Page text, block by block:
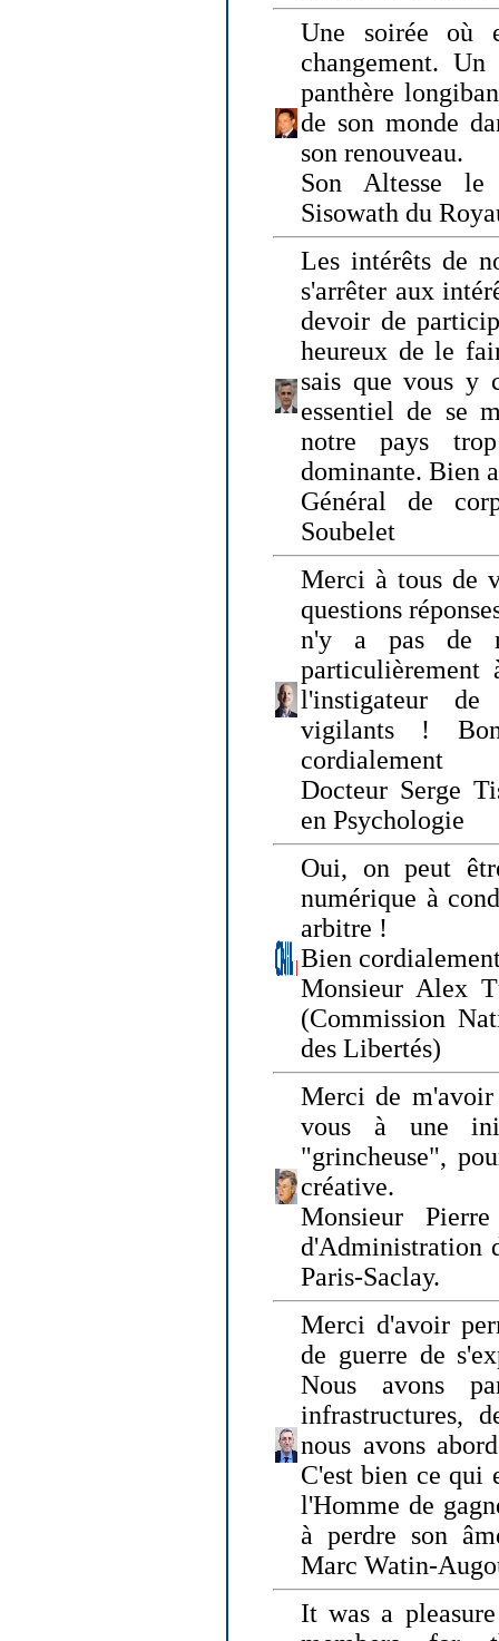
Une soirée où
changement.
panthère
de son monde
son renouveau.
Son Altesse le
Sisowath du
Les intérêts de
s'arrêter aux
devoir de
heureux de le
sais que vous y
essentiel de se
notre pays
dominante. Bien
Général de
Soubelet
Merci à tous de
questions
n'y a pas de
l'instigateur de
vigilants !
cordialement
Docteur Serge
en Psychologie
Oui, on peut
numérique à
arbitre !
Bien
Monsieur Alex
(Commission
des Libertés)
Merci de
vous à une
"grincheuse",
créative.
Monsieur
d'Administration
Paris-Saclay.
Merci d'avoir
de guerre de
Nous avons
infrastructures,
nous avons
C'est bien ce qui
l'Homme de
à perdre son
Marc Watin-
It was a